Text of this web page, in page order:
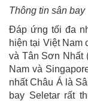
Thông tin sân bay
Đáp ứng tối đa
hiện tại Việt Nam
và Tân Sơn Nhất
Nam và
nhất Châu Á là
bay Seletar rất